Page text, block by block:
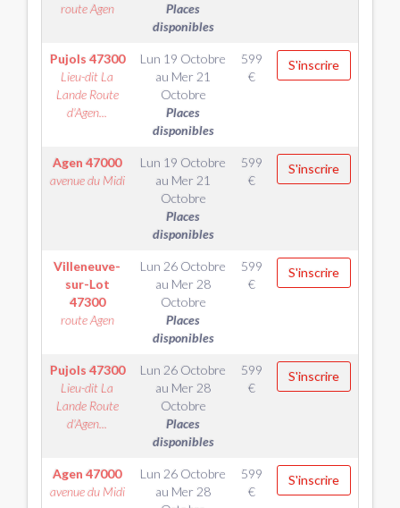
route Agen
Places
disponibles
Pujols 47300
Lieu-dit La
Lande Route
d'Agen...
Lun 19 Octobre
au Mer 21
Octobre
Places
disponibles
599
€
S'inscrire
Agen 47000
avenue du Midi
Lun 19 Octobre
au Mer 21
Octobre
Places
disponibles
599
€
S'inscrire
Villeneuve-
sur-Lot
47300
route Agen
Lun 26 Octobre
au Mer 28
Octobre
Places
disponibles
599
€
S'inscrire
Pujols 47300
Lieu-dit La
Lande Route
d'Agen...
Lun 26 Octobre
au Mer 28
Octobre
Places
disponibles
599
€
S'inscrire
Agen 47000
avenue du Midi
Lun 26 Octobre
au Mer 28
599
€
S'inscrire